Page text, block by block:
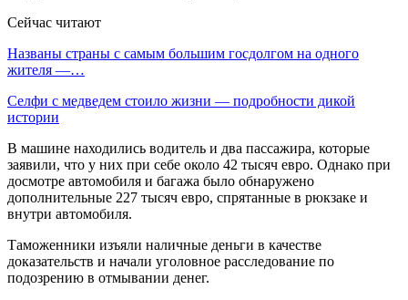
Сейчас читают
Названы страны с самым большим госдолгом на одного
жителя —…
Селфи с медведем стоило жизни — подробности дикой
истории
В машине находились водитель и два пассажира, которые
заявили, что у них при себе около 42 тысяч евро. Однако при
досмотре автомобиля и багажа было обнаружено
дополнительные 227 тысяч евро, спрятанные в рюкзаке и
внутри автомобиля.
Таможенники изъяли наличные деньги в качестве
доказательств и начали уголовное расследование по
подозрению в отмывании денег.